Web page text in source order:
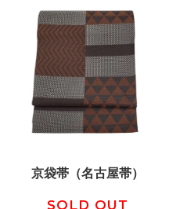
京袋帯（名古屋帯）
SOLD OUT